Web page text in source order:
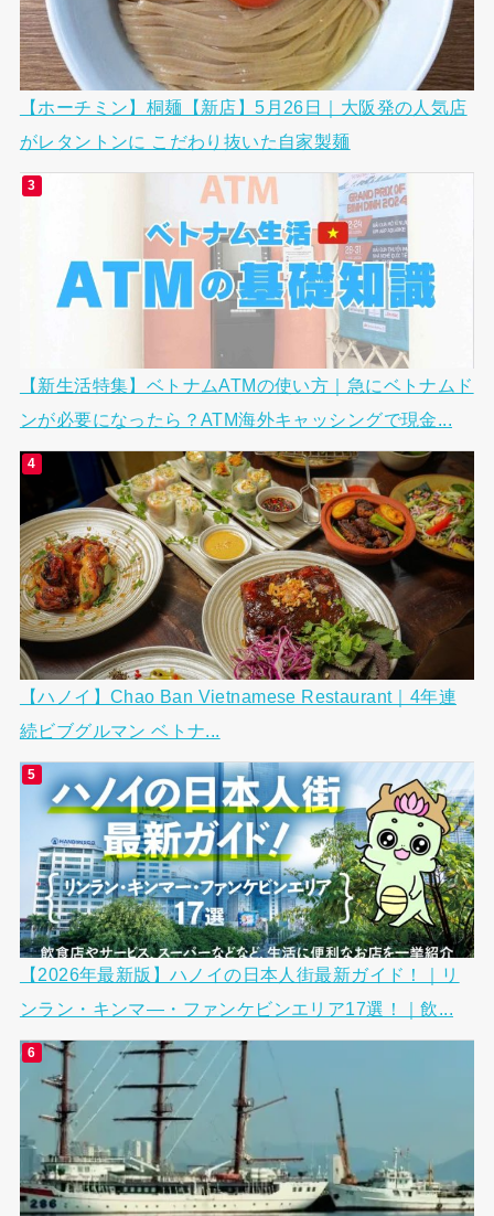
【ホーチミン】桐麺【新店】5月26日｜大阪発の人気店
がレタントンに こだわり抜いた自家製麺
【新生活特集】ベトナムATMの使い方｜急にベトナムド
ンが必要になったら？ATM海外キャッシングで現金...
【ハノイ】Chao Ban Vietnamese Restaurant｜4年連
続ビブグルマン ベトナ...
【2026年最新版】ハノイの日本人街最新ガイド！｜リ
ンラン・キンマ―・ファンケビンエリア17選！｜飲...